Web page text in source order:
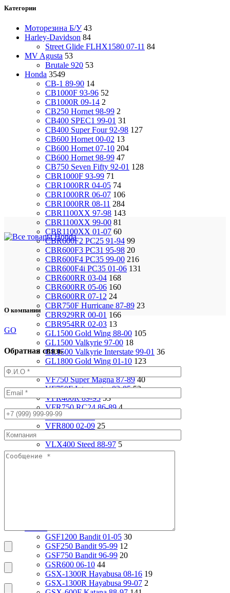
Категории
Моторезина Б/У 43
Harley-Davidson 84
Street Glide FLHX1580 07-11 84
MV Agusta 53
Brutale 920 53
Honda 3549
CB-1 89-90 14
CB1000F 93-96 52
CB1000R 09-14 2
CB250 Hornet 98-99 2
CB400 SPEC1 99-01 31
CB400 Super Four 92-98 127
CB600 Hornet 00-02 13
CB600 Hornet 07-10 204
CB600 Hornet 98-99 47
CB750 Seven Fifty 92-01 128
CBR1000F 93-99 71
CBR1000RR 04-05 74
CBR1000RR 06-07 106
CBR1000RR 08-11 284
CBR1100XX 97-98 143
CBR1100XX 99-00 81
CBR1100XX 01-07 60
CBR600F2 PC25 91-94 99
CBR600F3 PC31 95-98 20
CBR600F4 PC35 99-00 216
CBR600F4i PC35 01-06 131
CBR600RR 03-04 168
CBR600RR 05-06 160
CBR600RR 07-12 24
CBR750F Hurricane 87-89 23
CBR929RR 00-01 166
CBR954RR 02-03 13
GL1500 Gold Wing 88-00 105
GL1500 Valkyrie 97-00 18
GL1500 Valkyrie Interstate 99-01 36
GL1800 Gold Wing 01-10 123
VF750 Super Magna 87-89 40
VF750F Interceptor 82-85 52
VFR400R 89-93 53
VFR750 RC24 86-89 4
VFR750 94-97
VFR800 02-09 25
VLX400 Steed 88-97 5
VRX400 95-96 17
GSF1200 Bandit 01-05 30
GSF250 Bandit 95-99 12
GSF750 Bandit 96-99 20
GSR600 06-10 44
GSX-1300R Hayabusa 08-16 19
GSX-1300R Hayabusa 99-07 2
О компании
GO
Обратная связь